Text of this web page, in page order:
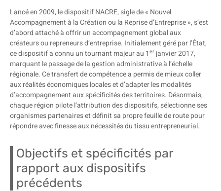
Lancé en 2009, le dispositif NACRE, sigle de « Nouvel
Accompagnement à la Création ou la Reprise d’Entreprise », s’est
d’abord attaché à offrir un accompagnement global aux
créateurs ou repreneurs d’entreprise. Initialement géré par l’État,
ce dispositif a connu un tournant majeur au 1 er janvier 2017,
marquant le passage de la gestion administrative à l’échelle
régionale. Ce transfert de compétence a permis de mieux coller
aux réalités économiques locales et d’adapter les modalités
d’accompagnement aux spécificités des territoires. Désormais,
chaque région pilote l’attribution des dispositifs, sélectionne ses
organismes partenaires et définit sa propre feuille de route pour
répondre avec finesse aux nécessités du tissu entrepreneurial.
Objectifs et spécificités par
rapport aux dispositifs
précédents